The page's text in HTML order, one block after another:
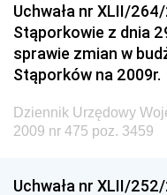
Dziennik Urzędowy
Gospodarki
Dziennik Urzędowy
Społecznej
Dziennik Urzędowy
Uchwała nr XLII/
Stąporkowie z dnia
sprawie zmian w
Stąporków na 2009r.
Dziennik Urzędowy
2009 nr 475 poz. 3459
Uchwała nr XLII/